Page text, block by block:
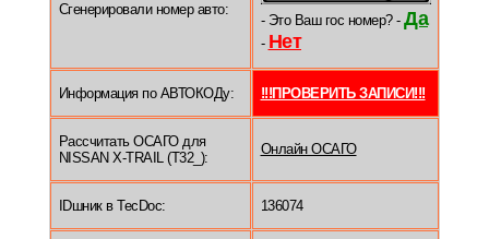
Сгенерировали номер авто:
- Это Ваш гос номер? - Да
- Нет
Информация по АВТОКОДу: !!!ПРОВЕРИТЬ ЗАПИСИ!!!
Рассчитать ОСАГО для
NISSAN X-TRAIL (T32_):
Онлайн ОСАГО
IDшник в TecDoc: 136074